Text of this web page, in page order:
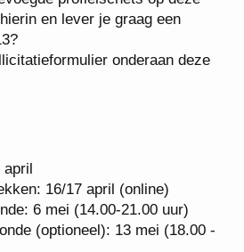
onderwijs.
en lever je graag een
onderaan deze